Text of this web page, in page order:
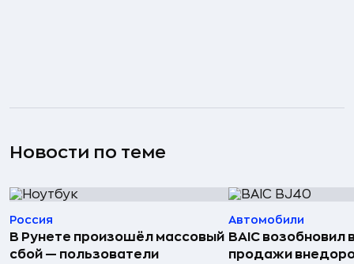
Новости по теме
Россия
В Рунете произошёл массовый
сбой — пользователи
Автомобили
BAIC возобновил
продажи